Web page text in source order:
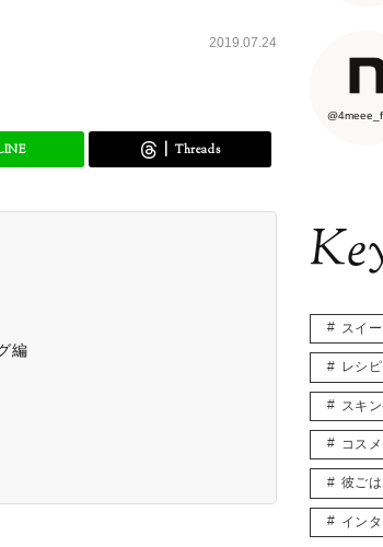
2019.07.24
Threads
編
スイ
レシ
スキ
コス
彼ご
イン